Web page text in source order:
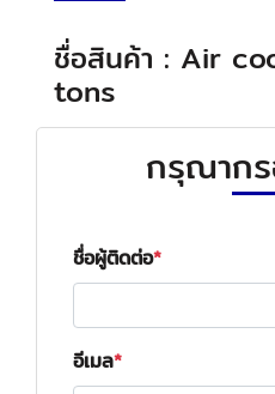
ชื่อสินค้า : Air
tons
กรุณาก
ชื่อผู้ติดต่อ
อีเมล